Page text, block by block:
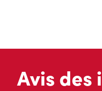
Avis des